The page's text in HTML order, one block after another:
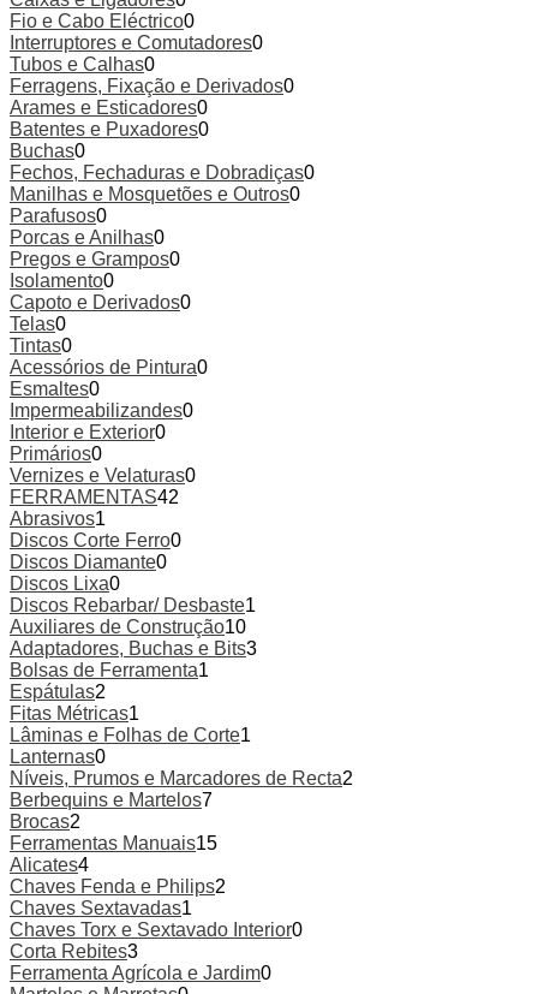
Fio e Cabo Eléctrico0
Interruptores e Comutadores0
Tubos e Calhas0
Ferragens, Fixação e Derivados0
Arames e Esticadores0
Batentes e Puxadores0
Buchas0
Fechos, Fechaduras e Dobradiças0
Manilhas e Mosquetões e Outros0
Parafusos0
Porcas e Anilhas0
Pregos e Grampos0
Isolamento0
Capoto e Derivados0
Telas0
Tintas0
Acessórios de Pintura0
Esmaltes0
Impermeabilizandes0
Interior e Exterior0
Primários0
Vernizes e Velaturas0
FERRAMENTAS42
Abrasivos1
Discos Corte Ferro0
Discos Diamante0
Discos Lixa0
Discos Rebarbar/ Desbaste1
Auxiliares de Construção10
Adaptadores, Buchas e Bits3
Bolsas de Ferramenta1
Espátulas2
Fitas Métricas1
Lâminas e Folhas de Corte1
Lanternas0
Níveis, Prumos e Marcadores de Recta2
Berbequins e Martelos7
Brocas2
Ferramentas Manuais15
Alicates4
Chaves Fenda e Philips2
Chaves Sextavadas1
Chaves Torx e Sextavado Interior0
Corta Rebites3
Ferramenta Agrícola e Jardim0